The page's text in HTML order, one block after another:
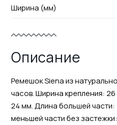
Ширина (мм)
Описание
Ремешок Siena из
часов. Ширина крепления:
24 мм. Длина большей части:
меньшей части без